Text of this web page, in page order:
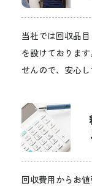
当社では回収品
を設けておりま
せんので、安心
回収費用からお